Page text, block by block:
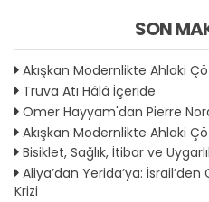
SON
Akışkan Modernlikte Ahlaki
Truva Atı Hâlâ İçeride
Ömer Hayyam'dan Pierre
Akışkan Modernlikte Ahlaki
Bisiklet, Sağlık, İtibar ve
Aliya’dan Yerida’ya:
Krizi